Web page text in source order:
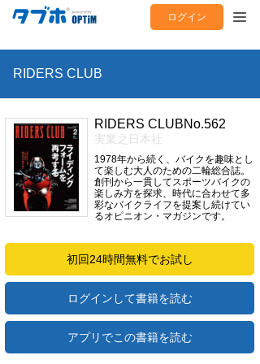
ログイン
RIDERS CLUB
RIDERS CLUBNo.562
実業之日本社
1978年から続く、バイクを趣味とし
て楽しむ大人のための二輪総合誌。
創刊から一貫してスポーツバイクの
楽しみ方を探求、時代に合わせて多
彩なバイクライフを提案し続けてい
るオピニオン・マガジンです。
初回24時間無料でお試し
ログインして書籍を読む
アプリでこの書籍を読む